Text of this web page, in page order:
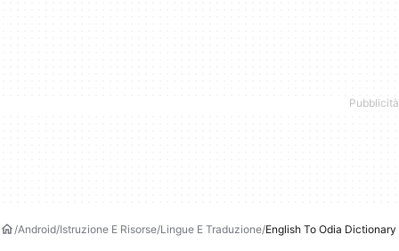
Android Istruzione E Risorse Lingue E Traduzione English To Odia Dictionary